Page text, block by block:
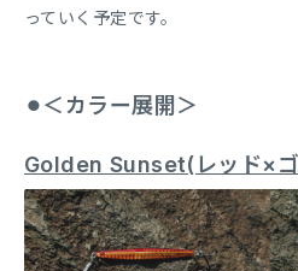
っていく予定です。
⚫︎＜カラー展開＞
Golden Sunset(レッド×